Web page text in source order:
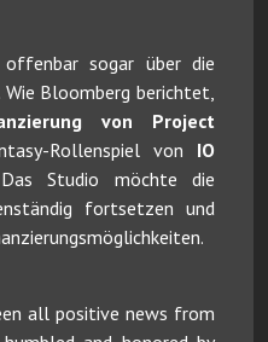
offenbar sogar über die
Bloomberg berichtet,
von Project
Rollenspiel von IO
Studio möchte die
fortsetzen und
all positive news from